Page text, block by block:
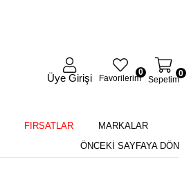
Üye Girişi Favorilerim
0
Sepetim
0
FIRSATLAR
MARKALAR
ÖNCEKI SAYFAYA DÖN